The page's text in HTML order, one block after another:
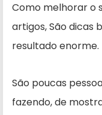
Como melhorar o
artigos, São dicas
resultado enorme.
São poucas
fazendo, de